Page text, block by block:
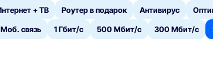
+ ТВ Роутер в подарок Антивирус
связь 1 Гбит/с 500 Мбит/с 300 Мбит/с